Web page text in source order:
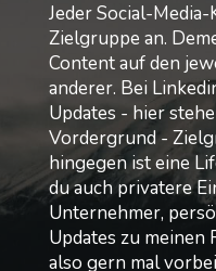
Jeder Social-
Zielgruppe an.
Content auf den
anderer. Bei
Updates - hier
Vordergrund -
hingegen ist eine
du auch privatere
Unternehmer,
Updates zu meinen
also gern mal